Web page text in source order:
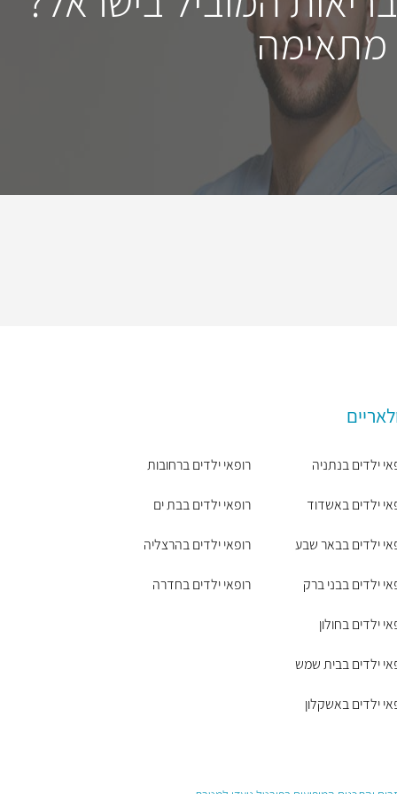
מתאימה
ילדים בנתניה
ילדים באשדוד
ילדים בבאר שבע
ילדים בבני ברק
ילדים בחולון
ילדים בבית שמש
ילדים באשקלון
רופאי ילדים ברחובות
רופאי ילדים בבת ים
רופאי ילדים בהרצליה
רופאי ילדים בחדרה